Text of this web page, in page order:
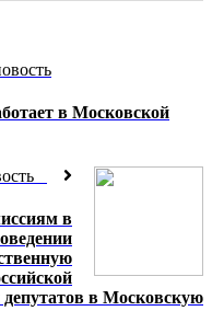
в Московской
в
в Московскую